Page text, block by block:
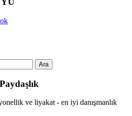
ve liyakat - en iyi danışmanlık